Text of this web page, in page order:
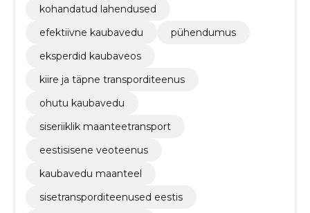
kohandatud lahendused
efektiivne kaubavedu
pühendumus
eksperdid kaubaveos
kiire ja täpne transporditeenus
ohutu kaubavedu
siseriiklik maanteetransport
eestisisene veoteenus
kaubavedu maanteel
sisetransporditeenused eestis